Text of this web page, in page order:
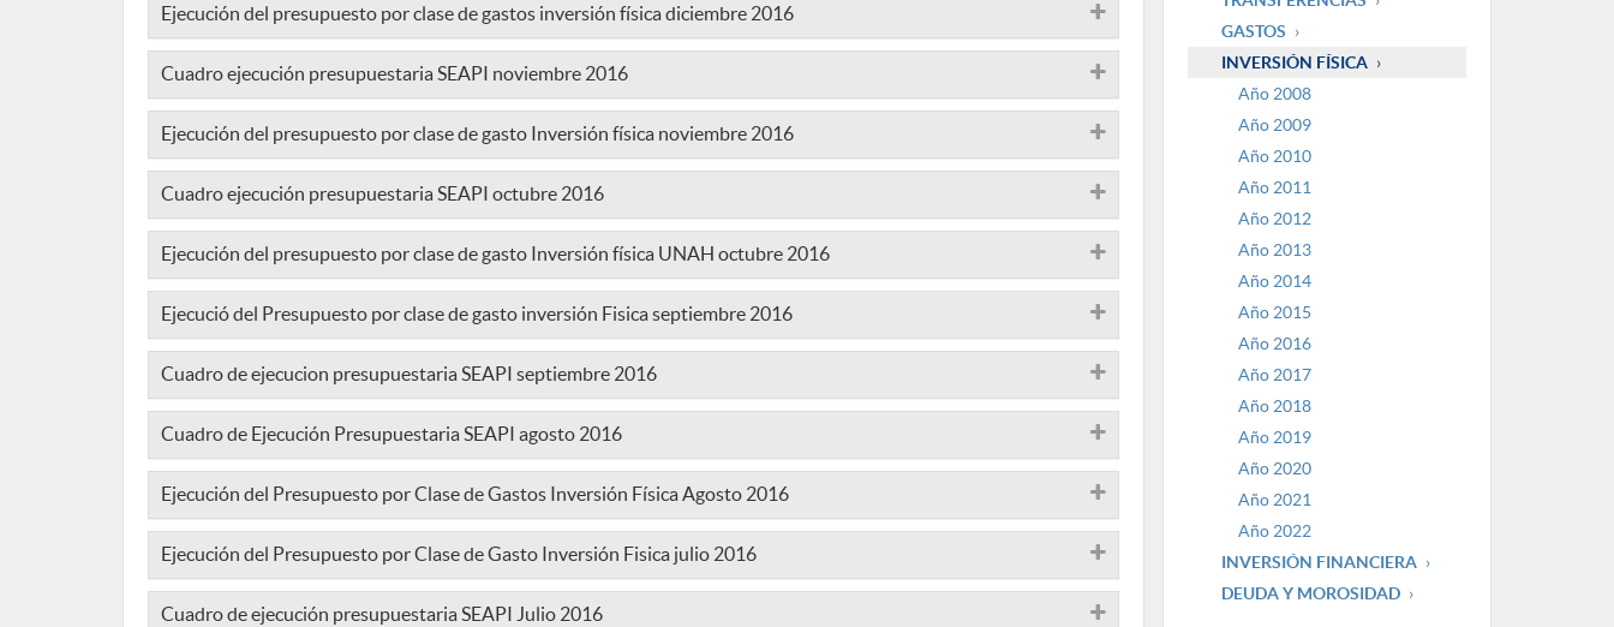
Ejecución del presupuesto por clase de gastos inversión física diciembre 2016
Cuadro ejecución presupuestaria SEAPI noviembre 2016
Ejecución del presupuesto por clase de gasto Inversión física noviembre 2016
Cuadro ejecución presupuestaria SEAPI octubre 2016
Ejecución del presupuesto por clase de gasto Inversión física UNAH octubre 2016
Ejecució del Presupuesto por clase de gasto inversión Fisica septiembre 2016
Cuadro de ejecucion presupuestaria SEAPI septiembre 2016
Cuadro de Ejecución Presupuestaria SEAPI agosto 2016
Ejecución del Presupuesto por Clase de Gastos Inversión Física Agosto 2016
Ejecución del Presupuesto por Clase de Gasto Inversión Fisica julio 2016
Cuadro de ejecución presupuestaria SEAPI Julio 2016
GASTOS
INVERSIÓN FÍSICA
Año 2008
Año 2009
Año 2010
Año 2011
Año 2012
Año 2013
Año 2014
Año 2015
Año 2016
Año 2017
Año 2018
Año 2019
Año 2020
Año 2021
Año 2022
INVERSIÓN FINANCIERA
DEUDA Y MOROSIDAD